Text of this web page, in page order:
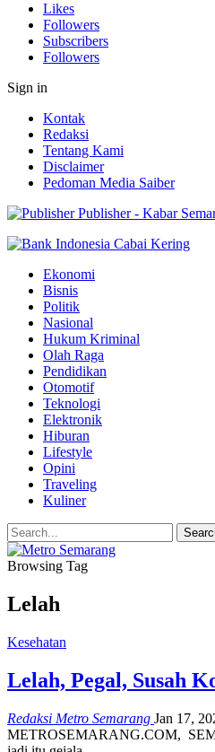
Likes
Followers
Subscribers
Followers
Sign in
Kontak
Redaksi
Tentang Kami
Disclaimer
Pedoman Media Saiber
Publisher - Kabar
Ekonomi
Bisnis
Politik
Nasional
Hukum Kriminal
Olah Raga
Pendidikan
Otomotif
Teknologi
Elektronik
Hiburan
Lifestyle
Opini
Traveling
Kuliner
Browsing Tag
Lelah
Kesehatan
Lelah, Pegal, Susah
Redaksi Metro Semarang Jan 17,
METROSEMARANG.COM,